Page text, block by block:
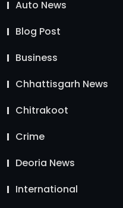
Auto News
Blog Post
Business
Chhattisgarh News
Chitrakoot
Crime
Deoria News
International